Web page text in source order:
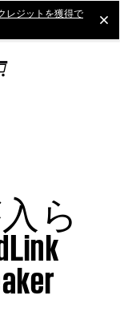
レジットを獲得で
ら